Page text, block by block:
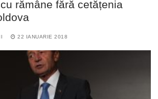
rămâne fără cetățenia
22 IANUARIE 2018